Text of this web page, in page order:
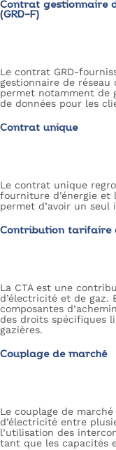
Contrat gestionnaire
(GRD-F)
Le contrat GRD-
gestionnaire de
permet notamment de
de données pour les
Contrat unique
Le contrat unique
fourniture d’énergie et
permet d’avoir un
Contribution tarifaire
La CTA est une
d’électricité et de gaz.
composantes
des droits spécifiques
gazières.
Couplage de marché
Le couplage de
d’électricité entre
l’utilisation des
tant que les capacités